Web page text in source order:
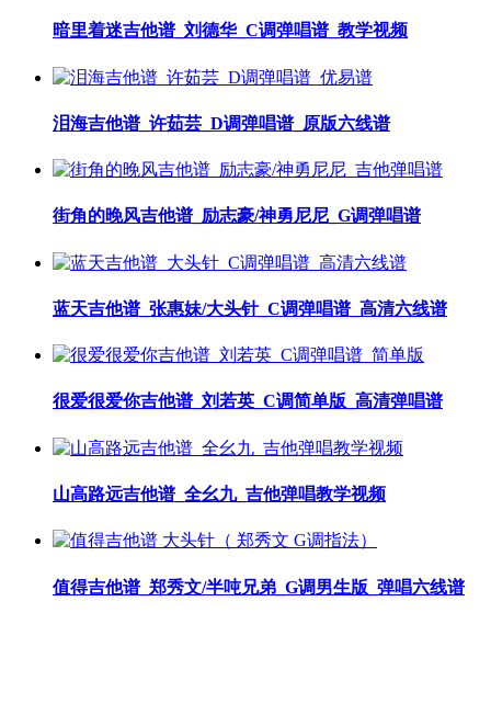
暗里着迷吉他谱_刘德华_C调弹唱谱_教学视频
泪海吉他谱_许茹芸_D调弹唱谱_原版六线谱
街角的晚风吉他谱_励志豪/神勇尼尼_G调弹唱谱
蓝天吉他谱_张惠妹/大头针_C调弹唱谱_高清六线谱
很爱很爱你吉他谱_刘若英_C调简单版_高清弹唱谱
山高路远吉他谱_全幺九_吉他弹唱教学视频
值得吉他谱_郑秀文/半吨兄弟_G调男生版_弹唱六线谱